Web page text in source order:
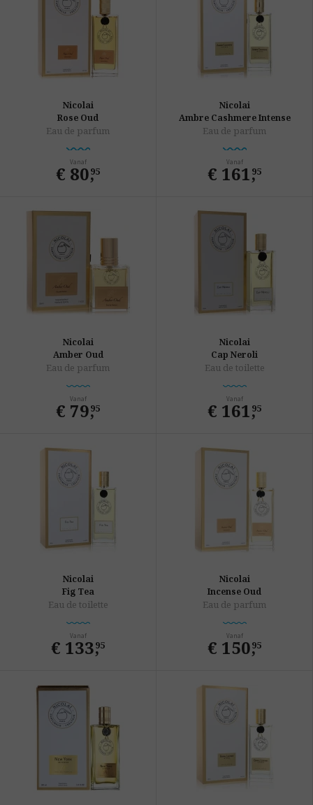
Nicolai
Rose Oud
Eau de parfum
Vanaf
€ 80,
95
Nicolai
Ambre Cashmere Intense
Eau de parfum
Vanaf
€ 161,
95
Nicolai
Amber Oud
Eau de parfum
Vanaf
€ 79,
95
Nicolai
Cap Neroli
Eau de toilette
Vanaf
€ 161,
95
Nicolai
Fig Tea
Eau de toilette
Vanaf
€ 133,
95
Nicolai
Incense Oud
Eau de parfum
Vanaf
€ 150,
95